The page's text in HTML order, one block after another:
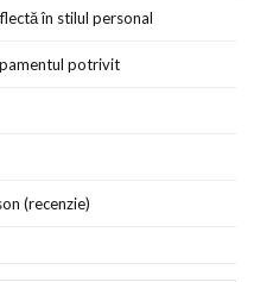
în stilul personal
potrivit
(recenzie)